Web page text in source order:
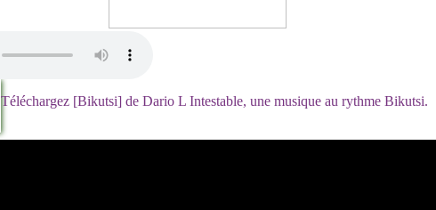
Téléchargez [Bikutsi] de Dario L Intestable, une musique au rythme Bikutsi.